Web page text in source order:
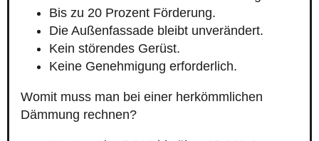
Bis zu 20 Prozent Förderung.
Die Außenfassade bleibt unverändert.
Kein störendes Gerüst.
Keine Genehmigung erforderlich.
Womit muss man bei einer herkömmlichen
Dämmung rechnen?